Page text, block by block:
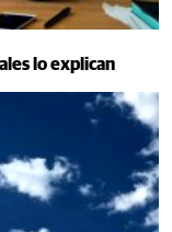
lo explican